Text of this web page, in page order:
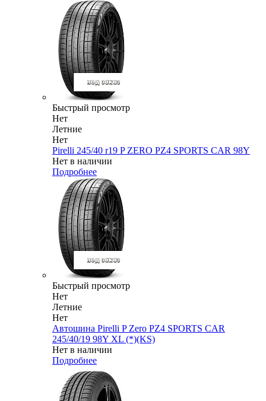
Быстрый просмотр
Нет
Летние
Нет
Pirelli 245/40 r19 P ZERO PZ4 SPORTS CAR 98Y
Нет в наличии
Подробнее
Быстрый просмотр
Нет
Летние
Нет
Автошина Pirelli P Zero PZ4 SPORTS CAR
245/40/19 98Y XL (*)(KS)
Нет в наличии
Подробнее